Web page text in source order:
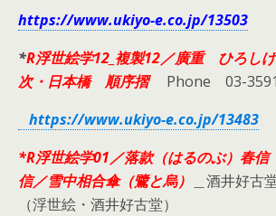
https://www.ukiyo-e.co.jp/13503
*R浮世絵学12_複製12／廣重 ひろし
次・日本橋 順序摺Phone 03-
https://www.ukiyo-e.co.jp/13483
*R浮世絵学01／落款（はるのぶ）春
信／雪中相合傘（鷺と烏）
＿酒井好古
（浮世絵・酒井好古堂）